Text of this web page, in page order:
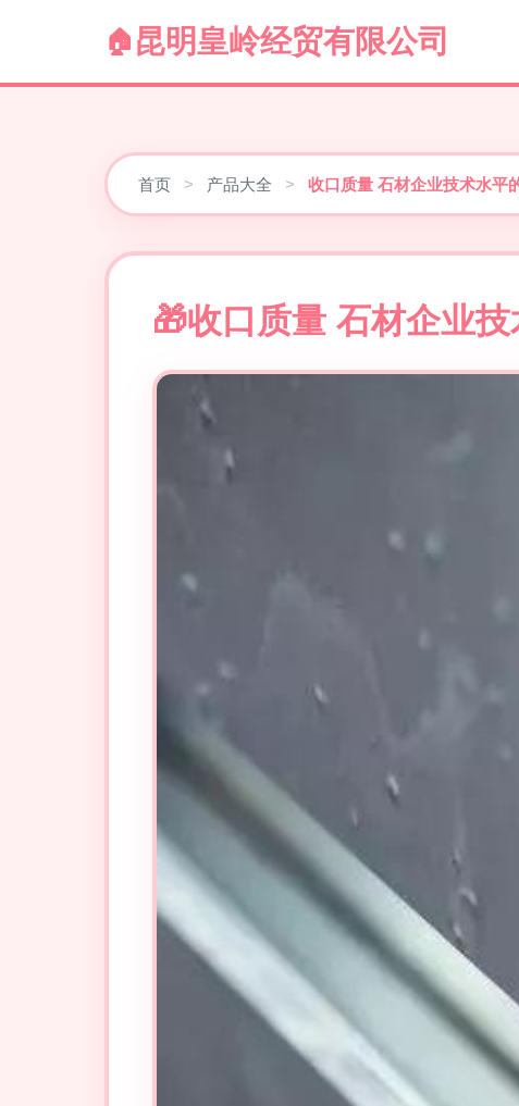
昆明皇岭经贸有限公司
首页 > 产品大全 > 收口质量 石材企业技术水平
收口质量 石材企业